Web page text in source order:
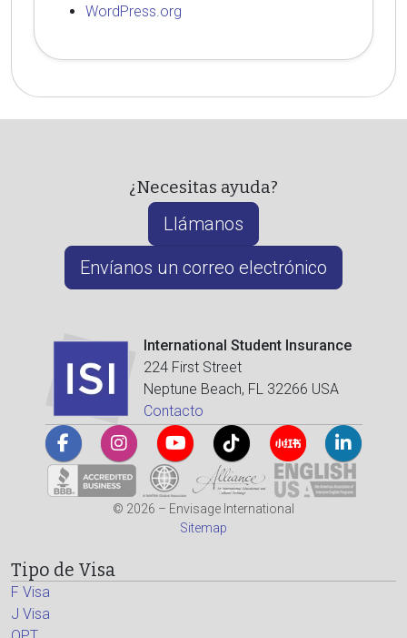
WordPress.org
¿Necesitas ayuda?
Llámanos
Envíanos un correo electrónico
International Student Insurance
224 First Street
Neptune Beach, FL 32266 USA
Contacto
© 2026 – Envisage International
Sitemap
Tipo de Visa
F Visa
J Visa